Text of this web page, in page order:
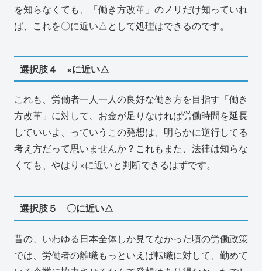
を知らなくても、「働き方改革」のノリだけ知っていれ
ば、これを〇に近い△として処理はできるのです。
選択肢４ ×に近い△
これも、労働者一人一人の良好な働き方を目指す「働き
方改革」に対して、お金が足りなければ労働時間を延長
していいよ、っていうこの発想は、明らかに逆行してる
考え方だって思いませんか？これもまた、法律は知らな
くても、やはり×に近いと判断できるはずです。
選択肢５ 〇に近い△
昔の、いわゆる日本全体しか見てなかった頃の労働政策
では、労働者の離職もっといえば転職に対して、勤めて